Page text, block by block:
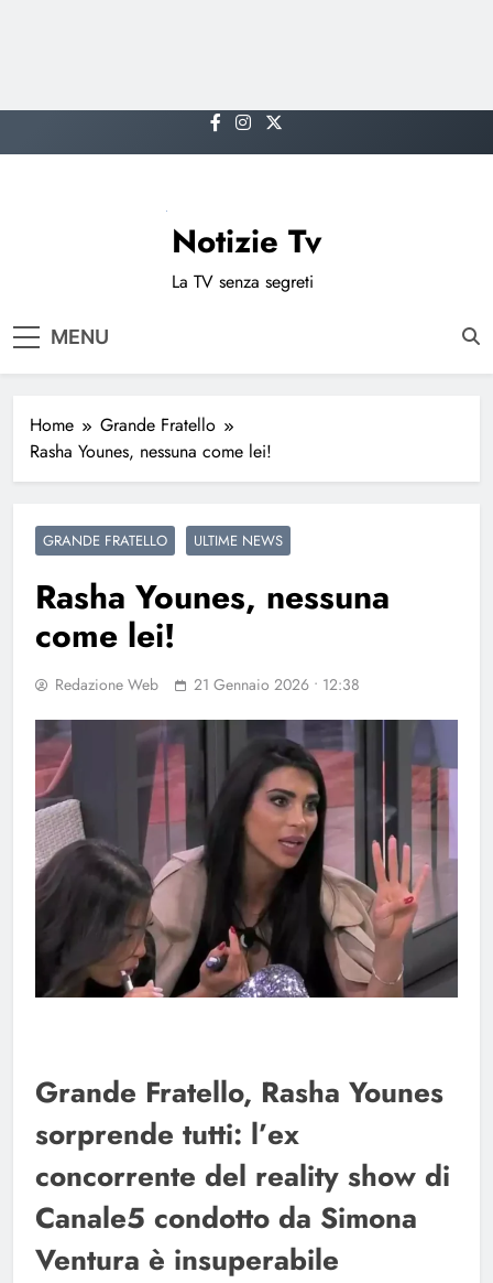
to
Notizie Tv
La TV senza segreti
MENU
Home
Grande Fratello
Rasha Younes, nessuna come lei!
GRANDE FRATELLO ULTIME NEWS
Rasha Younes, nessuna
come lei!
Redazione Web 21 Gennaio 2026 • 12:38
Grande Fratello, Rasha Younes
sorprende tutti: l’ex
concorrente del reality show di
Canale5 condotto da Simona
Ventura è insuperabile